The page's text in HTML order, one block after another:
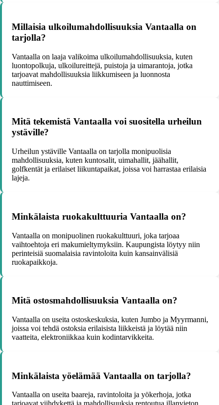
Millaisia ulkoilumahdollisuuksia Vantaalla on
tarjolla?
Vantaalla on laaja valikoima ulkoilumahdollisuuksia, kuten
luontopolkuja, ulkoilureittejä, puistoja ja uimarantoja, jotka
tarjoavat mahdollisuuksia liikkumiseen ja luonnosta
nauttimiseen.
Mitä tekemistä Vantaalla voi suositella urheilun
ystäville?
Urheilun ystäville Vantaalla on tarjolla monipuolisia
mahdollisuuksia, kuten kuntosalit, uimahallit, jäähallit,
golfkentät ja erilaiset liikuntapaikat, joissa voi harrastaa erilaisia
lajeja.
Minkälaista ruokakulttuuria Vantaalla on?
Vantaalla on monipuolinen ruokakulttuuri, joka tarjoaa
vaihtoehtoja eri makumieltymyksiin. Kaupungista löytyy niin
perinteisiä suomalaisia ravintoloita kuin kansainvälisiä
ruokapaikkoja.
Mitä ostosmahdollisuuksia Vantaalla on?
Vantaalla on useita ostoskeskuksia, kuten Jumbo ja Myyrmanni,
joissa voi tehdä ostoksia erilaisista liikkeistä ja löytää niin
vaatteita, elektroniikkaa kuin kodintarvikkeita.
Minkälaista yöelämää Vantaalla on tarjolla?
Vantaalla on useita baareja, ravintoloita ja yökerhoja, jotka